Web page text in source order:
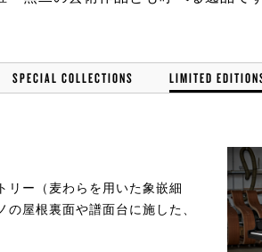
SPECIAL COLLECTIONS LIMITED
リー（麦わらを用いた象嵌細
屋根裏面や譜面台に施した、